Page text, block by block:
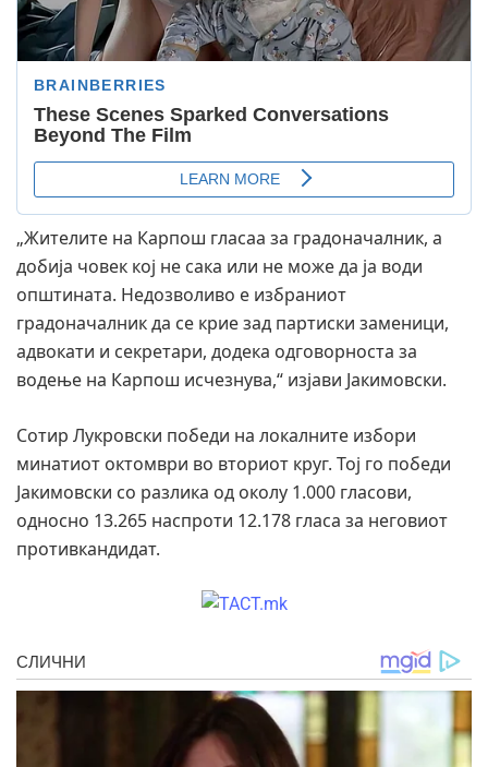
„Жителите на Карпош гласаа за градоначалник, а
добија човек кој не сака или не може да ја води
општината. Недозволиво е избраниот
градоначалник да се крие зад партиски заменици,
адвокати и секретари, додека одговорноста за
водење на Карпош исчезнува,“ изјави Јакимовски.
Сотир Лукровски победи на локалните избори
минатиот октомври во вториот круг. Тој го победи
Јакимовски со разлика од околу 1.000 гласови,
односно 13.265 наспроти 12.178 гласа за неговиот
противкандидат.